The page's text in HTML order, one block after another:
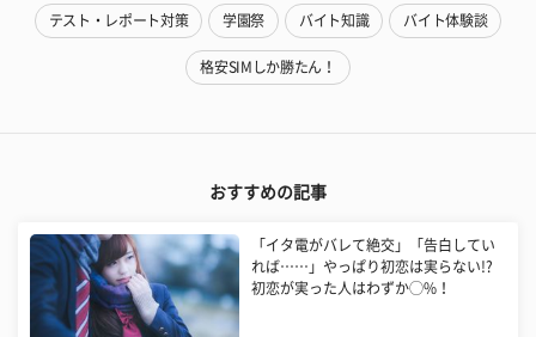
テスト・レポート対策 学園祭 バイト知識 バイト体験談
格安SIMしか勝たん！
おすすめの記事
「イタ電がバレて絶交」「告白してい
れば……」やっぱり初恋は実らない!?
初恋が実った人はわずか◯%！